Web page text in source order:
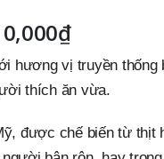
₫
hương vị truyền
thích ăn vừa.
được chế biến từ thịt